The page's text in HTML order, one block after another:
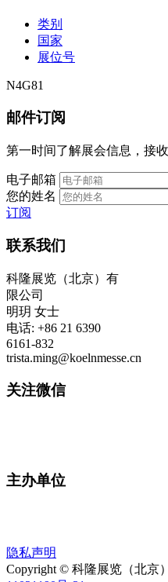
类别
国家
展位号
N4G81
邮件订阅
第一时间了解展会信息，接
电子邮箱
您的姓名
订阅
联系我们
科隆展览（北京）有
限公司
明玥 女士
电话: +86 21 6390
6161-832
trista.ming@koelnmesse.cn
关注微信
主办单位
隐私声明
Copyright © 科隆展览（北京